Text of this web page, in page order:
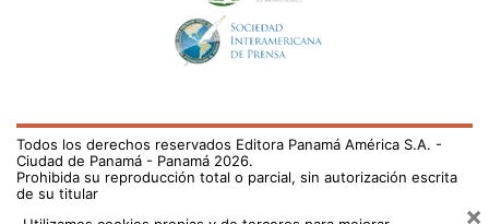
Todos los derechos reservados Editora Panamá América S.A. -
Ciudad de Panamá - Panamá 2026.
Prohibida su reproducción total o parcial, sin autorización escrita
de su titular
×